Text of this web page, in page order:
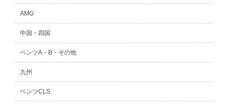
AMG
中国・四国
ベンツA・B・その他
九州
ベンツCLS